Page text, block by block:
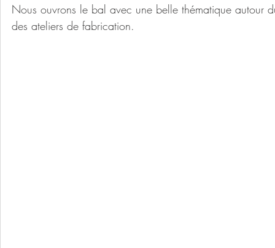
Nous ouvrons le bal avec une belle thématique
des ateliers de fabrication.